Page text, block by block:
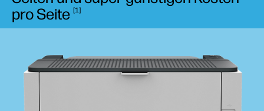
proSeite 1